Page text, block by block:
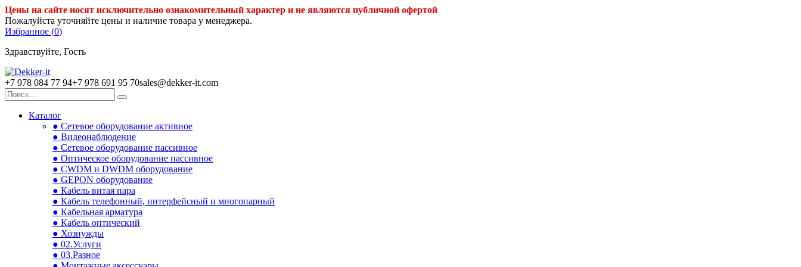
Цены на сайте носят исключительно ознакомительный характер и не являются публичной офертой
Пожалуйста уточняйте цены и наличие товара у менеджера.
Избранное (0)
Здравствуйте, Гость
+7 978 084 77 94+7 978 691 95 70sales@dekker-it.com
Каталог
● Сетевое оборудование активное
● Видеонаблюдение
● Сетевое оборудование пассивное
● Оптическое оборудование пассивное
● CWDM и DWDM оборудование
● GEPON оборудование
● Кабель витая пара
● Кабель телефонный, интерфейсный и многопарный
● Кабельная арматура
● Кабель оптический
● Хознужды
● 02.Услуги
● 03.Разное